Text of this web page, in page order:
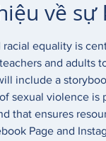
về sự
racial equality is
and adults
include a
sexual violence is
that ensures
Page and